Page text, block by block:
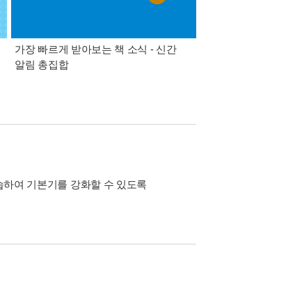
가장 빠르게 받아보는 책 소식 - 신간
알림 총집합
여 기본기를 강화할 수 있도록